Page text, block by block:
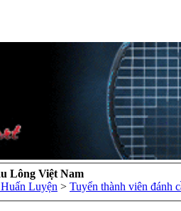
Lông Việt Nam
Luyện > Tuyển thành viên đánh